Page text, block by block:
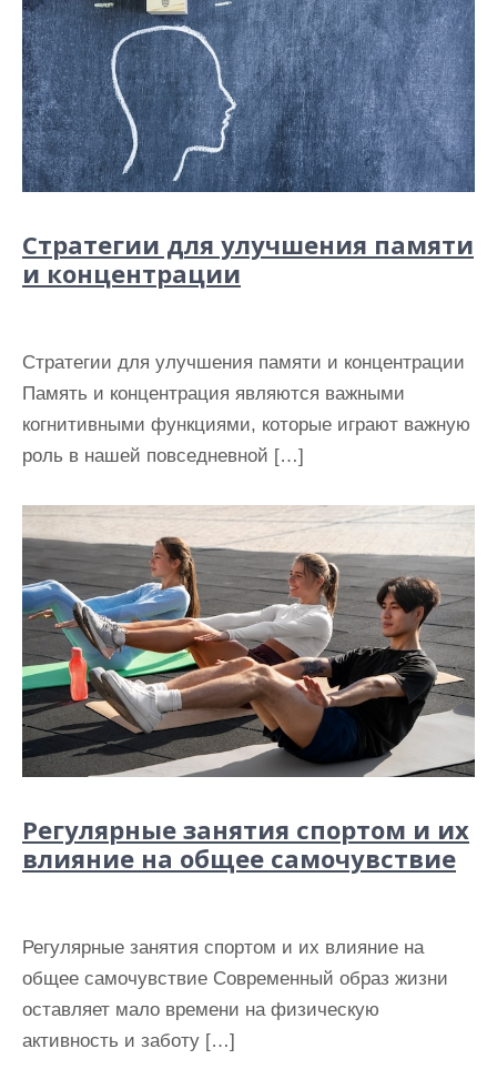
Стратегии для улучшения памяти
и концентрации
Стратегии для улучшения памяти и концентрации
Память и концентрация являются важными
когнитивными функциями, которые играют важную
роль в нашей повседневной […]
Регулярные занятия спортом и их
влияние на общее самочувствие
Регулярные занятия спортом и их влияние на
общее самочувствие Современный образ жизни
оставляет мало времени на физическую
активность и заботу […]